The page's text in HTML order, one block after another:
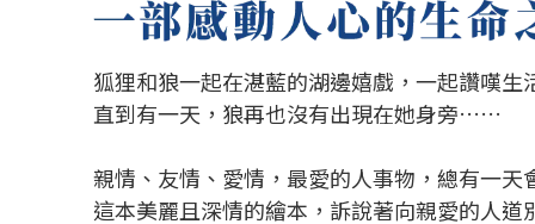
狐狸和狼一起在湛藍的湖邊嬉戲，一起讚嘆生
直到有一天，狼再也沒有出現在她身旁……
親情、友情、愛情，最愛的人事物，總有一天
這本美麗且深情的繪本，訴說著向親愛的人